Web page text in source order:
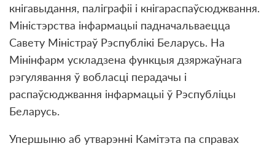
кнігавыдання, паліграфіі і кнігараспаўсюджвання.
Міністэрства інфармацыі падначальваецца
Савету Міністраў Рэспублікі Беларусь. На
Мінінфарм ускладзена функцыя дзяржаўнага
рэгулявання ў вобласці перадачы і
распаўсюджвання інфармацыі ў Рэспубліцы
Беларусь.
Упершыню аб утварэнні Камітэта па справах